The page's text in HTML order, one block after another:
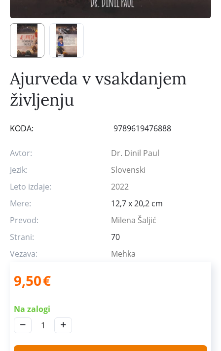
Ajurveda v vsakdanjem
življenju
KODA: 9789619476888
Avtor:
Dr. Dinil Paul
Jezik:
Slovenski
Leto izdaje:
2022
Mere:
12,7 x 20,2 cm
Prevod:
Milena Šaljić
Strani:
70
Vezava:
Mehka
9,50€
Na zalogi
+
−